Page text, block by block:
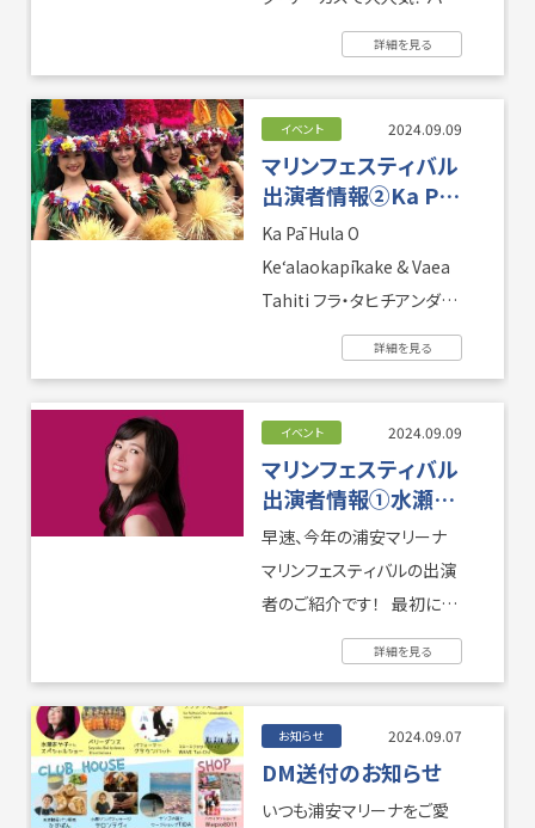
ォーマンスグループくるくる
シルクのリー ...
詳細を見る
イベント 2024.09.09
マリンフェスティバル
出演者情報②Ka Pā
Hula O
Keʻalaokapīkake &
Vaea Tahiti
Ka Pā Hula O
Keʻalaokapīkake & Vaea
Tahiti フラ・タヒチアンダン
ス『カ・パ・フラ・オ ...
詳細を見る
イベント 2024.09.09
マリンフェスティバル
出演者情報①水瀬あ
や子
早速、今年の浦安マリーナ
マリンフェスティバルの出演
者のご紹介です！ 最初にご
紹介いたしますのは浦安マ
リーナイベント ...
詳細を見る
お知らせ 2024.09.07
DM送付のお知らせ
いつも浦安マリーナをご愛